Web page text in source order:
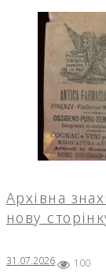
Архівна
нову
31.07.2026 100